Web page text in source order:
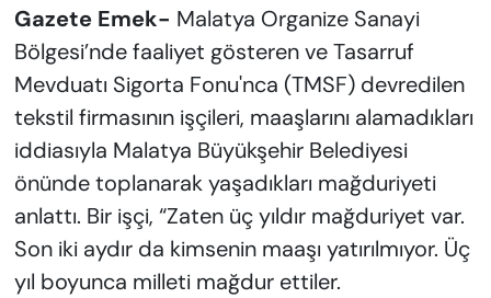
Gazete Emek- Malatya Organize Sanayi
Bölgesi’nde faaliyet gösteren ve Tasarruf
Mevduatı Sigorta Fonu'nca (TMSF) devredilen
tekstil firmasının işçileri, maaşlarını alamadıkları
iddiasıyla Malatya Büyükşehir Belediyesi
önünde toplanarak yaşadıkları mağduriyeti
anlattı. Bir işçi, “Zaten üç yıldır mağduriyet var.
Son iki aydır da kimsenin maaşı yatırılmıyor. Üç
yıl boyunca milleti mağdur ettiler.